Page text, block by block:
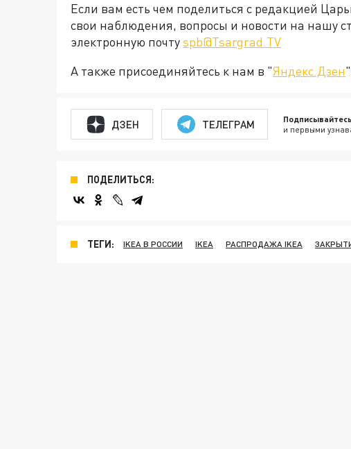
Если вам есть чем поделиться с редакцией
свои наблюдения, вопросы и новости на нашу
электронную почтуspb@Tsargrad.TV
А также присоединяйтесь к нам в "Яндекс.Дзен
ДЗЕН ТЕЛЕГРАМ и первыми
ПОДЕЛИТЬСЯ:
ТЕГИ: IKEA В РОССИИ IKEA РАСПРОДАЖА IKEA